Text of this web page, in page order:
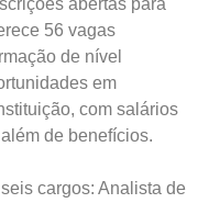
abertas para
56 vagas
de nível
em
com salários
de benefícios.
cargos: Analista de